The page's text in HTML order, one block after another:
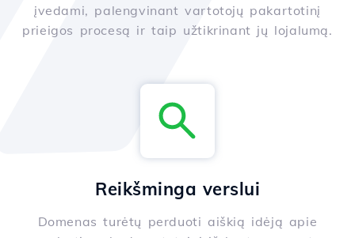
įvedami, palengvinant vartotojų pakartotinį
prieigos procesą ir taip užtikrinant jų lojalumą.
Reikšminga verslui
Domenas turėtų perduoti aiškią idėją apie